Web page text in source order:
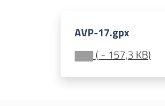
AVP-17.gpx
( - 157,3 KB)